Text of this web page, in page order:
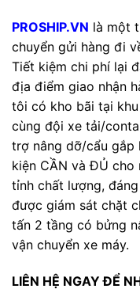
PROSHIP.VN là một
chuyển gửi hàng đi
Tiết kiệm chi phí lại
địa điểm giao nhận
tôi có kho bãi tại
cùng đội xe tải/
trợ nâng dỡ/cẩu gắp
kiện CẦN và ĐỦ
tỉnh chất lượng,
được giám sát chặt
tấn 2 tầng có bửng
vận chuyển xe máy.
LIÊN HỆ NGAY ĐỂ